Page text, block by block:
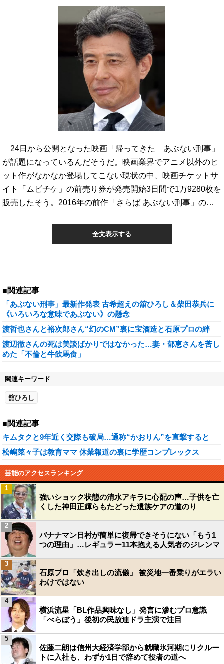
24日から公開となった映画「帰ってきた あぶない刑事」
が話題になっているんだそうだ。映画業界でアニメ以外のヒ
ット作がなかなか登場してこない現状の中、映画チケットサ
イト「ムビチケ」の前売り券が発売開始3日間で1万9280枚を
販売したそう。2016年の前作「さらば あぶない刑事」の…
全文表示する
■関連記事
「あぶない刑事」最新作発表 古希超えの舘ひろし＆柴田恭兵に
《いろいろな意味であぶない》の懸念
渡哲也さんと裕次郎さん“幻のCM”裏に宝酒造と石原プロの絆
渡辺徹さんの死は美談ばかりではなかった…妻・郁恵さんを苦し
めた「不倫と牛飲馬食」
関連キーワード
舘ひろし
■関連記事
キムタクと9年近く交際も破局…通称“かおりん”を直撃すると
松嶋菜々子は教育ママ 休業報道の裏に学歴コンプレックス
芸能のアクセスランキング
強いショック状態の清水アキラに心配の声…子供を亡
くした神田正輝らもたどった遺族ケアの道のり
1
バナナマン日村が簡単に復帰できそうにない「もう1
つの理由」…レギュラー11本抱える人気者のジレンマ
2
石原プロ「炊き出しの流儀」 被災地一番乗りがエラい
わけではない
3
横浜流星「BL作品興味なし」発言に滲むプロ意識
「べらぼう」後初の民放連ドラ主演で注目
4
佐藤二朗は信州大経済学部から就職氷河期にリクルー
トに入社も、わずか1日で辞めて役者の道へ
5